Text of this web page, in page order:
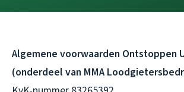
Algemene voorwaarden Ontstoppen
(onderdeel van MMA